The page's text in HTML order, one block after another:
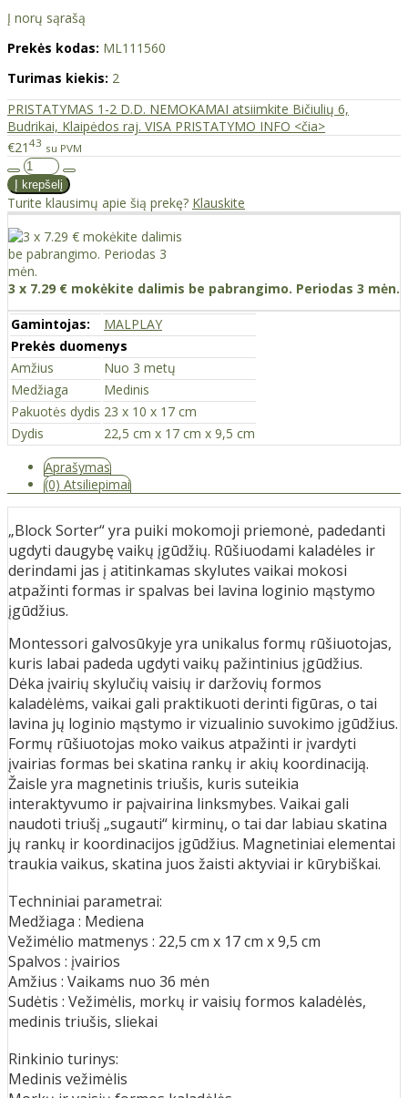
Į norų sąrašą
Prekės kodas: ML111560
Turimas kiekis: 2
PRISTATYMAS 1-2 D.D. NEMOKAMAI atsiimkite Bičiulių 6,
Budrikai, Klaipėdos raj. VISA PRISTATYMO INFO <čia>
€21 43 su PVM
Turite klausimų apie šią prekę? Klauskite
3 x 7.29 € mokėkite dalimis be pabrangimo. Periodas 3 mėn.
Gamintojas:
MALPLAY
Prekės duomenys
Amžius
Nuo 3 metų
Medžiaga
Medinis
Pakuotės dydis 23 x 10 x 17 cm
Dydis
22,5 cm x 17 cm x 9,5 cm
Aprašymas
(0) Atsiliepimai
„Block Sorter“ yra puiki mokomoji priemonė, padedanti
ugdyti daugybę vaikų įgūdžių. Rūšiuodami kaladėles ir
derindami jas į atitinkamas skylutes vaikai mokosi
atpažinti formas ir spalvas bei lavina loginio mąstymo
įgūdžius.
Montessori galvosūkyje yra unikalus formų rūšiuotojas,
kuris labai padeda ugdyti vaikų pažintinius įgūdžius.
Dėka įvairių skylučių vaisių ir daržovių formos
kaladėlėms, vaikai gali praktikuoti derinti figūras, o tai
lavina jų loginio mąstymo ir vizualinio suvokimo įgūdžius.
Formų rūšiuotojas moko vaikus atpažinti ir įvardyti
įvairias formas bei skatina rankų ir akių koordinaciją.
Žaisle yra magnetinis triušis, kuris suteikia
interaktyvumo ir paįvairina linksmybes. Vaikai gali
naudoti triušį „sugauti“ kirminų, o tai dar labiau skatina
jų rankų ir koordinacijos įgūdžius. Magnetiniai elementai
traukia vaikus, skatina juos žaisti aktyviai ir kūrybiškai.
Techniniai parametrai:
Medžiaga : Mediena
Vežimėlio matmenys : 22,5 cm x 17 cm x 9,5 cm
Spalvos : įvairios
Amžius : Vaikams nuo 36 mėn
Sudėtis : Vežimėlis, morkų ir vaisių formos kaladėlės,
medinis triušis, sliekai
Rinkinio turinys:
Medinis vežimėlis